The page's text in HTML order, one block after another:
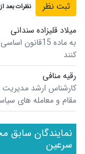
نظرات بعد
میلاد قلیزاده سندانی
به ماده
کنند
رقیه منافی
کارشناس ارشد
مقام و معامله های
نمایندگان سابق
سرعین